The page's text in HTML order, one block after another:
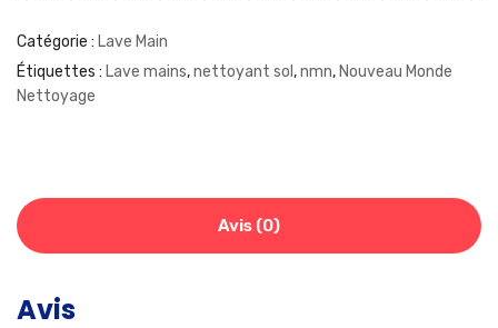
Catégorie : Lave Main
Étiquettes : Lave mains,nettoyant sol ,nmn, Nouveau Monde
Nettoyage
Avis (0)
Avis